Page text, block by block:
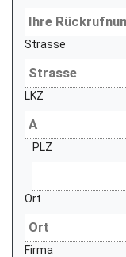
Strasse
LKZ
PLZ
Ort
Firma